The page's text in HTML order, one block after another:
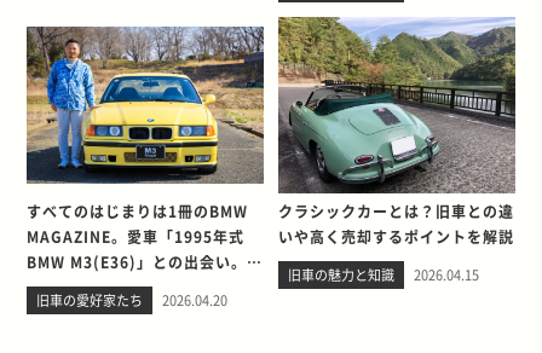
すべてのはじまりは1冊のBMW
MAGAZINE。愛車「1995年式
BMW M3(E36)」との出会い。そ
して別れを考える
旧車の愛好家たち 2026.04.20
クラシックカーとは？旧車との違
いや高く売却するポイントを解説
旧車の魅力と知識 2026.04.15